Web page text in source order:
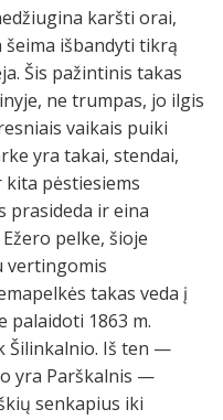
karšti orai,
išbandyti tikrą
Šis pažintinis takas
ne trumpas, jo ilgis
vaikais puiki
yra takai, stendai,
pėstiesiems
ir eina
pelke, šioje
vertingomis
takas veda į
palaidoti 1863 m.
Šilinkalnio. Iš ten —
yra Parškalnis —
senkapius iki